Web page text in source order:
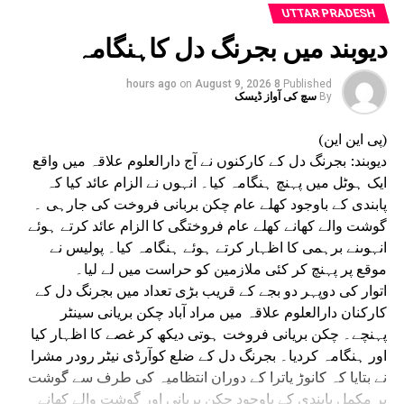
اسٹیج سے بڑے بڑے وعدے کرتے ہیں لیکن اقتدار میں
آتے ہی ان کی ترجیحات بدل جاتی ہیں۔ایک اور طالب
علم راکیش موریہ نے کہا کہ راہل گاندھی نے اپنے
الفاظ سے طلبہ کے دل جیت لیے۔ انہوں نے کہا کہ
غریب گھرانوں کے بچوں کو اپنی تعلیم مکمل کرنے
میں بڑی مشکلات کا سامنا کرنا پڑتا ہے لیکن وہ
نوکری کی آسامیاں آنے کا انتظار کرتے رہتے ہیں۔
بنارس ہندو یونیورسٹی کے ایک طالب علم ششی
پرکاش نے کہا کہ کانگریس لیڈر آج کے نوجوانوں کی
تشویش کو سمجھ چکے ہیں۔ انہوں نے کہا کہ وہ طلبا
کے درپیش مسائل کو اچھی طرح سمجھتے ہیں۔ جنتر
منتر واقعہ کے بعد راہل گاندھی سے لوگوں کی
توقعات بڑھ گئی ہیں۔
تقریب کے دوران گاندھی نے اسٹیج پر کئی طلباء سے
بات چیت کی۔ انہوں نے مرکزی اسٹیج سے دور بیٹھے
طلباء سے بھی بات کی اور ان کے تحفظات کو سمجھنے
کی کوشش کی۔یہ واقعہ ایک ایسے وقت میں سامنے آیا
ہے جب نوجوانوں کے مسائل اور مقابلہ جاتی
امتحانات کو اتر پردیش میں سیاسی توجہ حاصل ہو
UTTAR PRADESH
دیوبند میں بجرنگ دل کاہنگامہ
Published
8 hours ago
on August 9, 2026
By سچ کی آواز ڈیسک
(پی این این)
دیوبند: بجرنگ دل کے کارکنوں نے آج دارالعلوم علاقہ میں واقع
ایک ہوٹل میں پہنچ ہنگامہ کیا۔ انہوں نے الزام عائد کیا کہ
پابندی کے باوجود کھلے عام چکن بربانی فروخت کی جارہی ۔
گوشت والے کھانے کھلے عام فروختگی کا الزام عائد کرتے ہوئے
انہوںنے برہمی کا اظہار کرتے ہوئے ہنگامہ کیا۔ پولیس نے
موقع پر پہنچ کر کئی ملازمین کو حراست میں لے لیا۔
اتوار کی دوپہر دو بجے کے قریب بڑی تعداد میں بجرنگ دل کے
کارکنان دارالعلوم علاقہ میں مراد آباد چکن بریانی سینٹر
پہنچے۔ چکن بریانی فروخت ہوتی دیکھ کر غصے کا اظہار کیا
اور ہنگامہ کردیا۔ بجرنگ دل کے ضلع کوآرڈی نیٹر رودر مشرا
نے بتایا کہ کانوڑ یاترا کے دوران انتظامیہ کی طرف سے گوشت
پر مکمل پابندی کے باوجود چکن بریانی اور گوشت والے کھانے